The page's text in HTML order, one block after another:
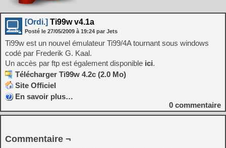
[Ordi.] Ti99w v4.1a
Posté le 27/05/2009 à 19:24 par Jets
Ti99w est un nouvel émulateur Ti99/4A tournant sous windows
codé par Frederik G. Kaal.
Un accès par ftp est également disponible ici.
Télécharger Ti99w 4.2c (2.0 Mo)
Site Officiel
En savoir plus…
0 commentaire
Commentaire ¬